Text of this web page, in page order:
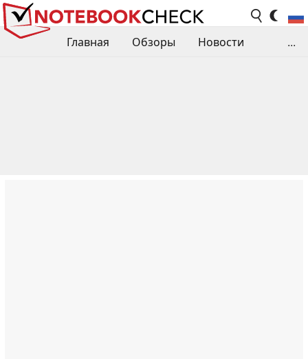
Главная Обзоры
Новости
...